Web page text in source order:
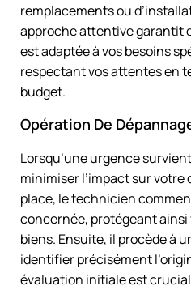
remplacements ou
approche attentive garantit
est adaptée à vos besoins
respectant vos attentes en
budget.
Opération De
Lorsqu’une urgence
minimiser l’impact sur
place, le technicien
concernée, protégeant
biens. Ensuite, il procède à
identifier précisément
évaluation initiale est